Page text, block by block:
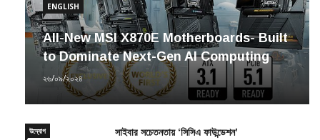
ENGLISH
All-New MSI X870E Motherboards- Built
to Dominate Next-Gen AI Computing
২৬/০৯/২০২৪
উদ্যোগ
সাইবার সচেতনতায় ‘সিসিএ ফাউন্ডেশন’